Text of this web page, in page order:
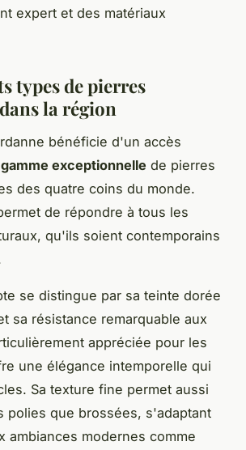
expert et des matériaux
types de pierres
la région
bénéficie d'un accès
gamme exceptionnelle de pierres
des quatre coins du monde.
de répondre à tous les
qu'ils soient contemporains
se distingue par sa teinte dorée
sa résistance remarquable aux
appréciée pour les
une élégance intemporelle qui
Sa texture fine permet aussi
polies que brossées, s'adaptant
ambiances modernes comme